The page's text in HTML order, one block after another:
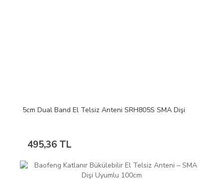
5cm Dual Band El Telsiz Anteni SRH805S SMA Dişi
495,36 TL